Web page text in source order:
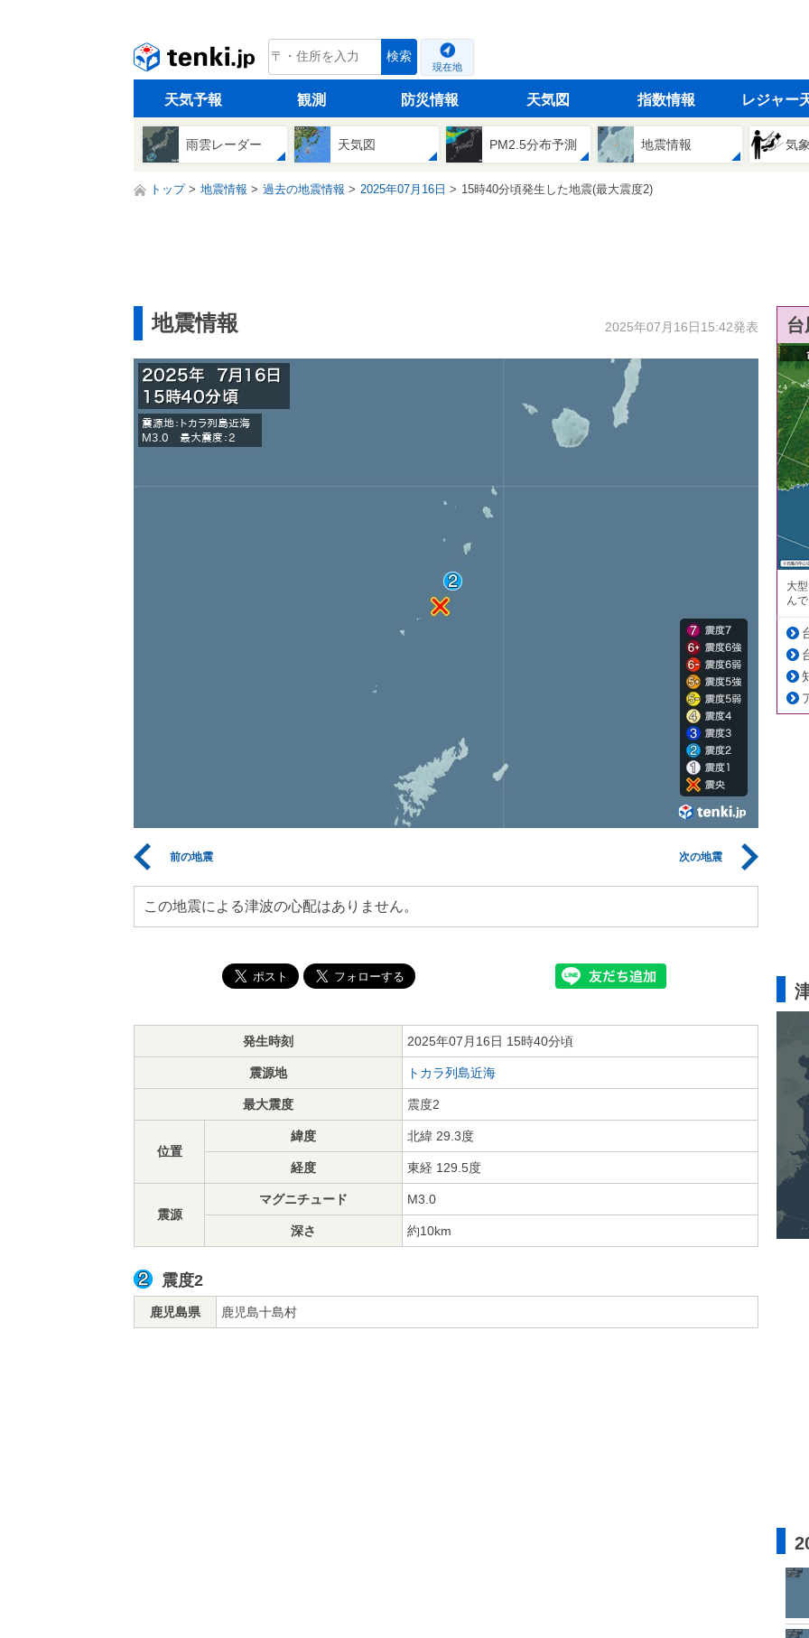
tenki.jp 検索
現在地
天気予報 観測 防災情報 天気図 指数情報 レジャー
雨雲レーダー 天気図 PM2.5分布予測 地震情報 気
トップ 地震情報 過去の地震情報 2025年07月16日 15時40分頃発生した地震(最大震度2)
地震情報 2025年07月16日15:42発表
前の地震 次の地震
この地震による津波の心配はありません。
発生時刻 2025年07月16日 15時40分頃
震源地 トカラ列島近海
最大震度 震度2
位置
緯度 北緯 29.3度
経度 東経 129.5度
震源
マグニチュード M3.0
深さ 約10km
震度2
鹿児島県 鹿児島十島村
大
ん